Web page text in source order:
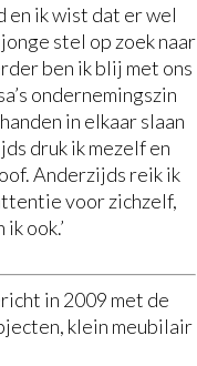
en ik wist dat er wel
stel op zoek naar
ben ik blij met ons
ondernemingszin
in elkaar slaan
druk ik mezelf en
Anderzijds reik ik
voor zichzelf,
ook.’
in 2009 met de
klein meubilair